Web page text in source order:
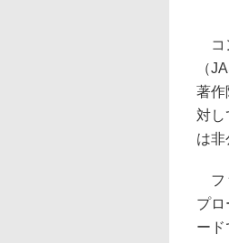
コ
（
著作
対
は非
フ
プロ
ード